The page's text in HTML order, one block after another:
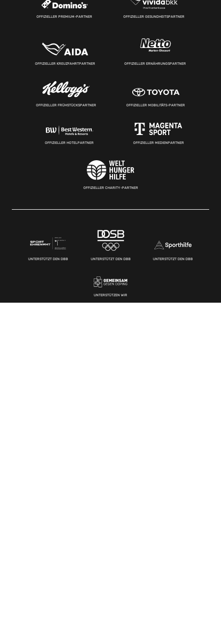
OFFIZIELLER PREMIUM-PARTNER OFFIZIELLER GESUNDHEITSPARTNER
OFFIZIELLER KREUZFAHRTPARTNER OFFIZIELLER ERNÄHRUNGSPARTNER
OFFIZIELLER FRÜHSTÜCKSPARTNER OFFIZIELLER MOBILITÄTS-PARTNER
OFFIZIELLER HOTELPARTNER OFFIZIELLER MEDIENPARTNER
OFFIZIELLER CHARITY-PARTNER
UNTERSTÜTZT DEN DBB UNTERSTÜTZT DEN DBB UNTERSTÜTZT DEN DBB
UNTERSTÜTZEN WIR